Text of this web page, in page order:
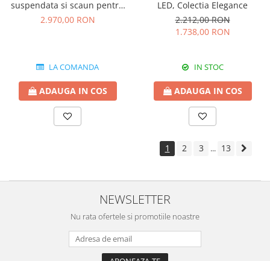
suspendata si scaun pentru
camera copii, 123x166x63 cm
2.970,00 RON
LA COMANDA
ADAUGA IN COS
LED, Colectia Elegance
2.212,00 RON
1.738,00 RON
IN STOC
ADAUGA IN COS
1 2 3 ... 13
NEWSLETTER
Nu rata ofertele si promotiile noastre